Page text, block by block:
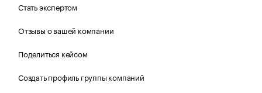
Стать экспертом
Отзывы о вашей компании
Поделиться кейсом
Создать профиль группы компаний